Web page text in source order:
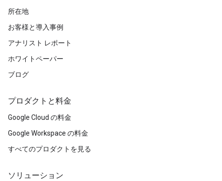
所在地
お客様と導入事例
アナリスト レポート
ホワイトペーパー
ブログ
プロダクトと料金
Google Cloud の料金
Google Workspace の料金
すべてのプロダクトを見る
ソリューション